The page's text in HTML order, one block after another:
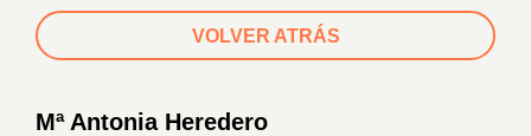
VOLVER ATRÁS
Mª Antonia Heredero